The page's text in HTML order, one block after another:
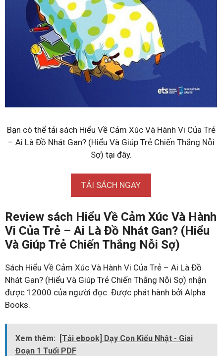
Bạn có thể tải sách Hiểu Về Cảm Xúc Và Hành Vi Của Trẻ
– Ai Là Đồ Nhát Gan? (Hiểu Và Giúp Trẻ Chiến Thắng Nỗi
Sợ) tại đây.
TẢI SÁCH NGAY
Review sách Hiểu Về Cảm Xúc Và Hành
Vi Của Trẻ – Ai Là Đồ Nhát Gan? (Hiểu
Và Giúp Trẻ Chiến Thắng Nỗi Sợ)
Sách Hiểu Về Cảm Xúc Và Hành Vi Của Trẻ – Ai Là Đồ
Nhát Gan? (Hiểu Và Giúp Trẻ Chiến Thắng Nỗi Sợ) nhận
được 12000 của người đọc. Được phát hành bởi Alpha
Books.
Xem thêm:
[Tải ebook] Dạy Con Kiểu Nhật - Giai
Đoạn 1 Tuổi PDF